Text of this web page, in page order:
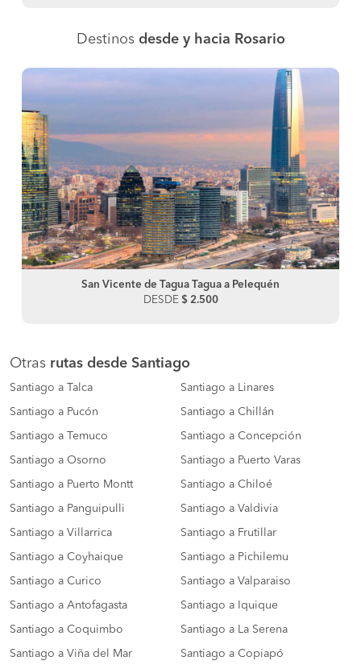
Destinos desde y hacia Rosario
San Vicente de Tagua Tagua a Pelequén
DESDE $ 2.500
Otras rutas desde Santiago
Santiago a Talca Santiago a Linares
Santiago a Pucón Santiago a Chillán
Santiago a Temuco Santiago a Concepción
Santiago a Osorno Santiago a Puerto Varas
Santiago a Puerto Montt Santiago a Chiloé
Santiago a Panguipulli Santiago a Valdivia
Santiago a Villarrica Santiago a Frutillar
Santiago a Coyhaique Santiago a Pichilemu
Santiago a Curico Santiago a Valparaiso
Santiago a Antofagasta Santiago a Iquique
Santiago a Coquimbo Santiago a La Serena
Santiago a Viña del Mar Santiago a Copiapó